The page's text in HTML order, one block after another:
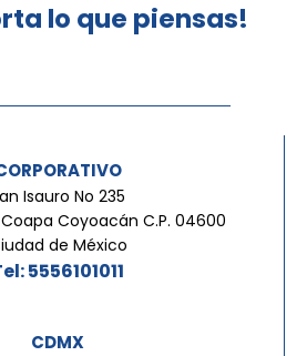
lo que piensas!
Isauro No 235
Coyoacán C.P. 04600
de México
5556101011
CDMX